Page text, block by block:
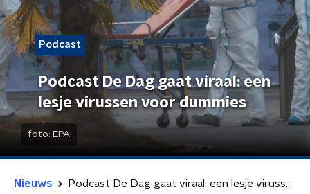
Podcast
Podcast De Dag gaat viraal: een
lesje virussen voor dummies
foto: EPA
Nieuws Podcast De Dag gaat viraal: een lesje virussen voor dummies